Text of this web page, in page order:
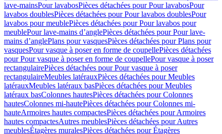
lave-mainsPour lavabosPièces détachées pour Pour lavabosPour
lavabos doublesPièces détachées pour Pour lavabos doublesPour
lavabos pour meublePièces détachées pour Pour lavabos pour
meublePour lave-mains d’anglePièces détachées pour Pour lave-
mains d’anglePlans pour vasquesPièces détachées pour Plans pour
vasquesPour vasque à poser en forme de coupellePièces détachées
pour Pour vasque à poser en forme de coupellePour vasque à poser
rectangulairePièces détachées pour Pour vasque à poser
rectangulaireMeubles latérauxPièces détachées pour Meubles
latérauxMeubles latéraux basPièces détachées pour Meubles
latéraux basColonnes hautesPièces détachées pour Colonnes
hautesColonnes mi-hautePièces détachées pour Colonnes mi-
hauteArmoires hautes compactesPièces détachées pour Armoires
hautes compactesAutres meublesPièces détachées pour Autres
meublesÉtagères muralesPièces détachées pour Étagères